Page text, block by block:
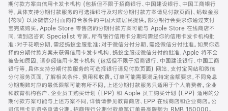
期付款方案由信用卡发卡机构 (包括但不限于招商银行、中国建设银行、中国工商银行
等，具体支持分期付款服务的可选择银行及对应分期付款方案请见付款页面)、蚂蚁金服
(花呗) 以及微信分付面向符合条件的中国大陆居民提供。部分银行会要求你通过支付
宝完成购买。Apple Store 零售店的分期付款方案可能与 Apple Store 在线商店不
同，请到店咨询 Specialist 专家。所有银行信用卡分期均需经你的信用卡发卡机构批
准；对于花呗分期，需经蚂蚁金服批准；对于微信分付分期，需经微信分付批准。如果你选
择的分期付款方案未获得信用卡发卡机构、蚂蚁金服或微信分付的批准，Apple 将不会
被告知原因。请参阅信用卡发卡机构 (包括但不限于招商银行、中国建设银行、中国工商
银行等，具体支持分期付款服务的可选择银行请见付款页面) 网站、支付宝网站和微信
分付服务页面，了解相关条件、费用和收费。订单可能需要满足特定金额要求，不同免息
分期期数对应的最低限额可能有所不同。上述分期付款服务只适用于个人消费者。企业
和教育机构客户、企业员工购买计划 (EPP) 和 Apple 员工购买计划 (EPP) 适用的分
期付款方案可能与上述方案不同，详情请参见教育商店、EPP 在线商店和企业商店。公
司信用卡无资格申请分期。招商银行分期付款单笔订单最高限额为 RMB 150000。